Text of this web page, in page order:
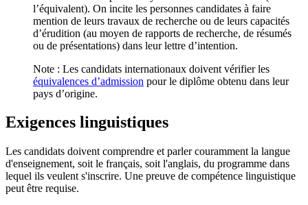
l’équivalent). On incite les personnes candidates à faire
mention de leurs travaux de recherche ou de leurs capacités
d’érudition (au moyen de rapports de recherche, de résumés
ou de présentations) dans leur lettre d’intention.
Note : Les candidats internationaux doivent vérifier les
équivalences d’admission pour le diplôme obtenu dans leur
pays d’origine.
Exigences linguistiques
Les candidats doivent comprendre et parler couramment la langue
d'enseignement, soit le français, soit l'anglais, du programme dans
lequel ils veulent s'inscrire. Une preuve de compétence linguistique
peut être requise.